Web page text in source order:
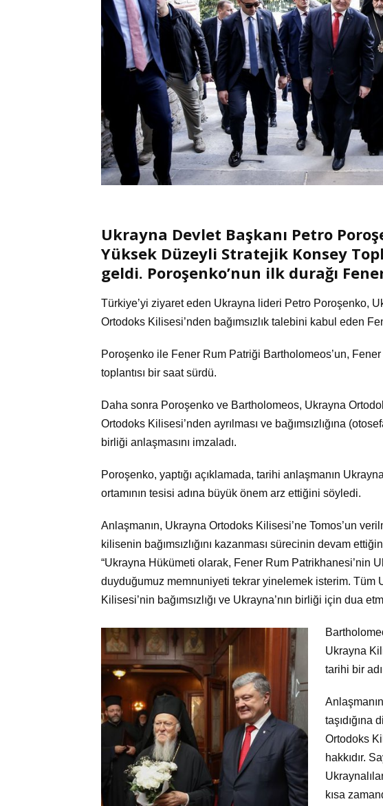
Ukrayna Devlet Başkanı Petro
Yüksek Düzeyli Stratejik Konsey
geldi. Poroşenko’nun ilk durağı
Türkiye’yi ziyaret eden Ukrayna lideri Petro Poroşenko,
Ortodoks Kilisesi’nden bağımsızlık talebini kabul eden
Poroşenko ile Fener Rum Patriği Bartholomeos’un,
toplantısı bir saat sürdü.
Daha sonra Poroşenko ve Bartholomeos, Ukrayna
Ortodoks Kilisesi’nden ayrılması ve bağımsızlığına
birliği anlaşmasını imzaladı.
Poroşenko, yaptığı açıklamada, tarihi anlaşmanın
ortamının tesisi adına büyük önem arz ettiğini söyledi.
Anlaşmanın, Ukrayna Ortodoks Kilisesi’ne Tomos’un
kilisenin bağımsızlığını kazanması sürecinin devam
“Ukrayna Hükümeti olarak, Fener Rum Patrikhanesi’nin
duyduğumuz memnuniyeti tekrar yinelemek isterim. Tüm
Kilisesi’nin bağımsızlığı ve Ukrayna’nın birliği için dua
Ukrayna
tarihi bir
taşıdığına
Ortodoks
hakkıdır.
kısa